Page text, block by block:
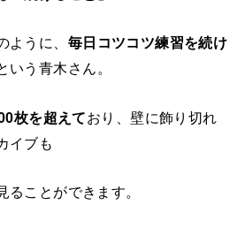
ように、 毎日コツコツ練習を続け
いう青木さん。
枚を超えて おり、壁に飾り切れ
イブも
ることができます。